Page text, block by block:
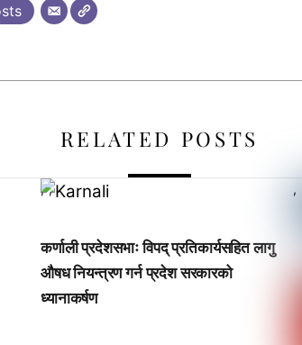
RELATED POSTS
,,
कर्णाली प्रदेशसभाः विपद् प्रतिकार्यसहित लागु
औषध नियन्त्रण गर्न प्रदेश सरकारको
ध्यानाकर्षण
,